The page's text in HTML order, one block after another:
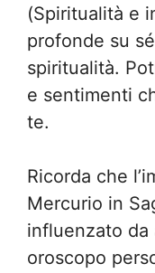
(Spiritualità e
profonde su
spiritualità.
e sentimenti
te.
Ricorda che
Mercurio in
influenzato
oroscopo